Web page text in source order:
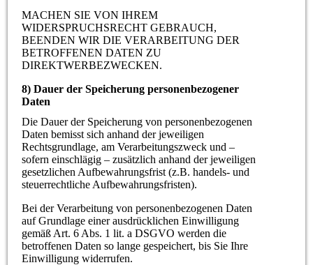
MACHEN SIE VON IHREM
WIDERSPRUCHSRECHT GEBRAUCH,
BEENDEN WIR DIE VERARBEITUNG DER
BETROFFENEN DATEN ZU
DIREKTWERBEZWECKEN.
8) Dauer der Speicherung personenbezogener
Daten
Die Dauer der Speicherung von personenbezogenen
Daten bemisst sich anhand der jeweiligen
Rechtsgrundlage, am Verarbeitungszweck und –
sofern einschlägig – zusätzlich anhand der jeweiligen
gesetzlichen Aufbewahrungsfrist (z.B. handels- und
steuerrechtliche Aufbewahrungsfristen).
Bei der Verarbeitung von personenbezogenen Daten
auf Grundlage einer ausdrücklichen Einwilligung
gemäß Art. 6 Abs. 1 lit. a DSGVO werden die
betroffenen Daten so lange gespeichert, bis Sie Ihre
Einwilligung widerrufen.